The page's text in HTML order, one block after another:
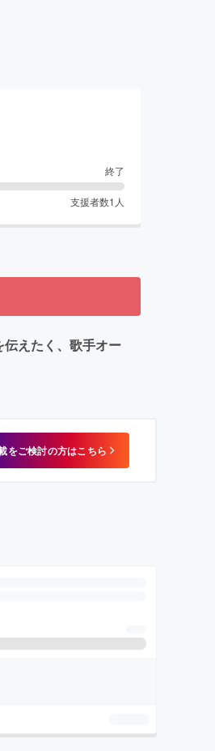
終了
支援者数1 人
えたく、歌手オー
をご検討の方はこちら